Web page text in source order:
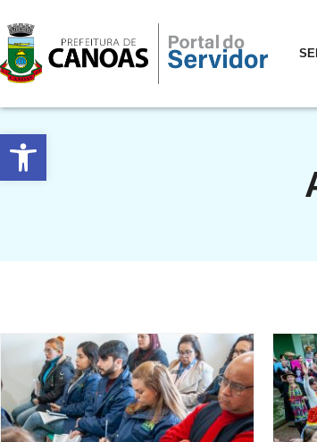
Abrir a barra de